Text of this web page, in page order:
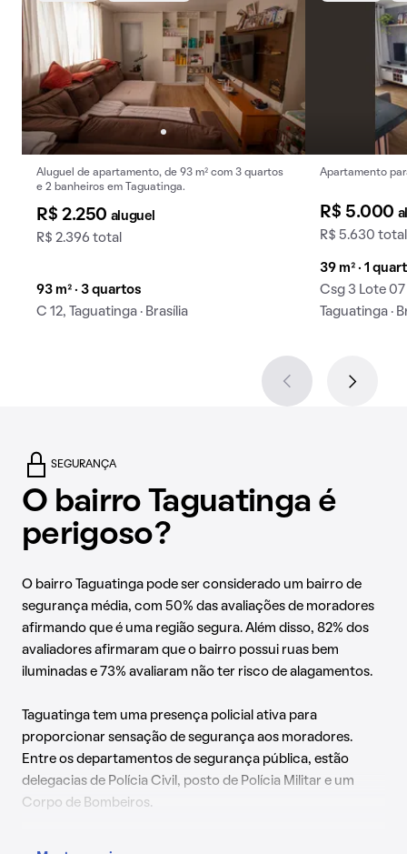
Aluguel de apartamento, de 93 m² com 3 quartos
e 2 banheiros em Taguatinga.
R$ 2.250 aluguel
R$ 2.396 total
93 m² · 3 quartos
C 12, Taguatinga · Brasília
Apartamento
R$ 5.000
R$ 5.630 total
39 m² · 1
Csg 3 Lote 07
Taguatinga ·
SEGURANÇA
O bairro Taguatinga é
perigoso?
O bairro Taguatinga pode ser considerado um bairro de
segurança média, com 50% das avaliações de moradores
afirmando que é uma região segura. Além disso, 82% dos
avaliadores afirmaram que o bairro possui ruas bem
iluminadas e 73% avaliaram não ter risco de alagamentos.
Taguatinga tem uma presença policial ativa para
proporcionar sensação de segurança aos moradores.
Entre os departamentos de segurança pública, estão
delegacias de Polícia Civil, posto de Polícia Militar e um
Corpo de Bombeiros.